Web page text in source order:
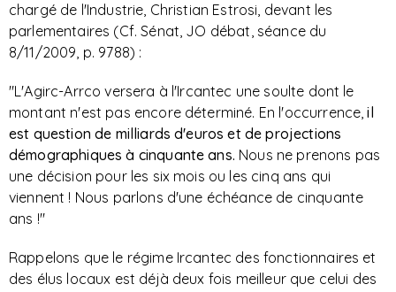
chargé de l'Industrie, Christian Estrosi, devant les
parlementaires (Cf. Sénat, JO débat, séance du
8/11/2009, p. 9788) :
"L'Agirc-Arrco versera à l'Ircantec une soulte dont le
montant n'est pas encore déterminé. En l'occurrence,il
est question de milliards d'euros et de projections
démographiques à cinquante ans. Nous ne prenons pas
une décision pour les six mois ou les cinq ans qui
viennent ! Nous parlons d'une échéance de cinquante
ans !"
Rappelons que le régime Ircantec des fonctionnaires et
des élus locaux est déjà deux fois meilleur que celui des